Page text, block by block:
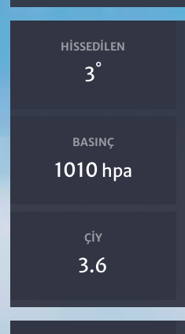
HISSEDILEN
3°
BASINÇ
1010 hpa
ÇIY
3.6